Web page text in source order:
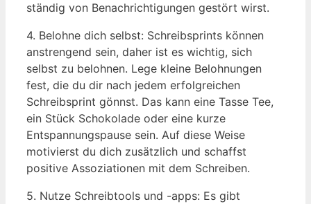
ständig von Benachrichtigungen gestört wirst.
4. Belohne dich selbst: Schreibsprints können
anstrengend sein, daher ist es wichtig, sich
selbst zu belohnen. Lege ⁤kleine Belohnungen‌
fest, die du dir nach jedem⁢ erfolgreichen
Schreibsprint ‍gönnst. Das kann eine Tasse Tee,
ein Stück Schokolade oder eine kurze⁢
Entspannungspause sein. Auf diese Weise
motivierst du‌ dich zusätzlich und schaffst⁤
positive Assoziationen mit dem Schreiben.
5. Nutze Schreibtools ⁤und -apps: Es gibt